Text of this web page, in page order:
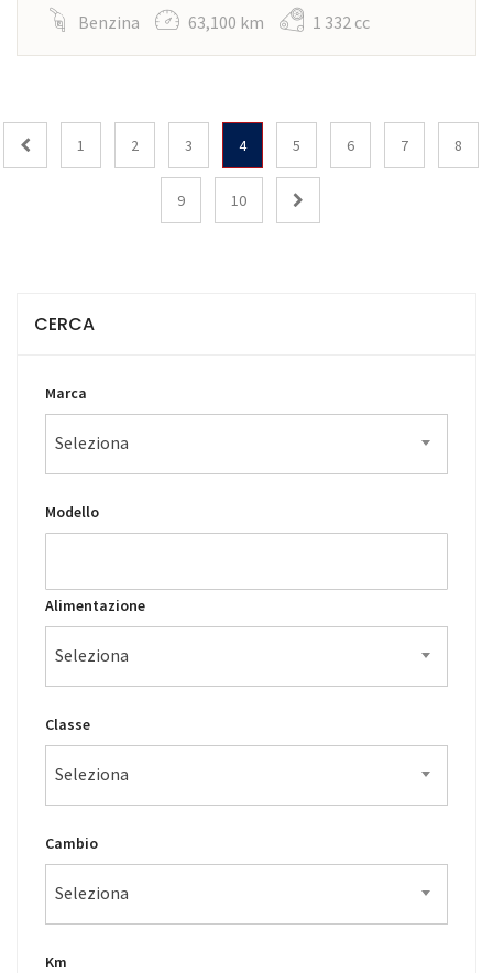
Benzina 63,100 km 1 332 cc
1 2 3 4 5 6 7 8
9 10
CERCA
Marca
Seleziona
Modello
Alimentazione
Seleziona
Classe
Seleziona
Cambio
Seleziona
Km